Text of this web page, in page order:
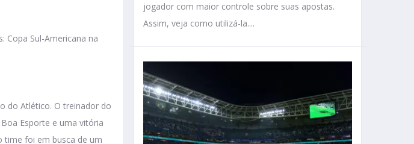
Copa Sul-Americana na
do Atlético. O treinador do
Esporte e uma vitória
time foi em busca de um
jogador com maior controle sobre suas apostas.
Assim, veja como utilizá-la....